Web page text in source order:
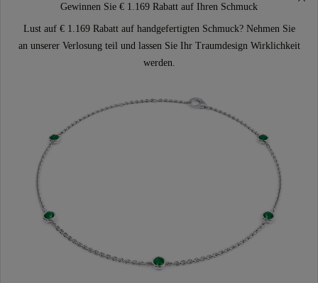
Gewinnen Sie € 1.169 Rabatt auf Ihren Schmuck
Lust auf € 1.169 Rabatt auf handgefertigten Schmuck? Nehmen Sie
an unserer Verlosung teil und lassen Sie Ihr Traumdesign Wirklichkeit
werden.